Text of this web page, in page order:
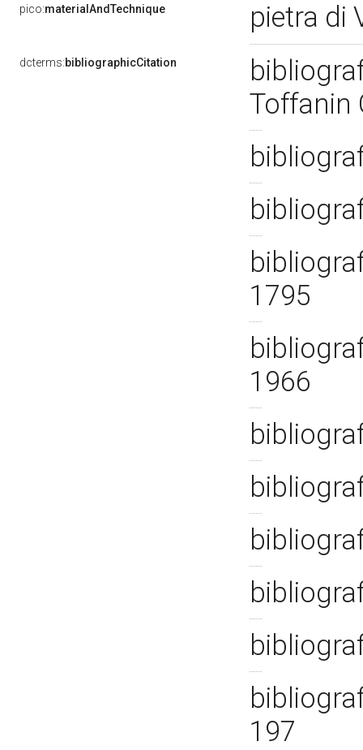
pico:materialAndTechnique pietra di
dcterms:bibliographicCitation
Toffanin
1795
1966
197